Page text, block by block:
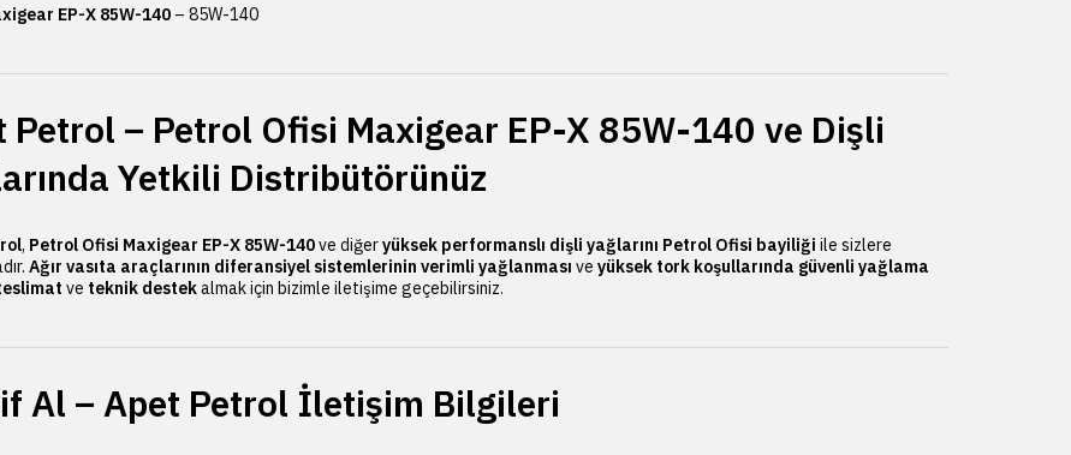
EP-X 85W-140– 85W-140
Petrol – Petrol Ofisi Maxigear EP-X 85W-140 ve Dişli
Yetkili Distribütörünüz
, Petrol Ofisi Maxigear EP-X 85W-140ve diğeryüksek performanslı dişli yağlarını Petrol Ofisi bayiliği ile sizlere
Ağır vasıta araçlarının diferansiyel sistemlerinin verimli yağlanması ve yüksek tork koşullarında güvenli yağlama
ve teknik destekalmak için bizimle iletişime geçebilirsiniz.
Al – Apet Petrol İletişim Bilgileri